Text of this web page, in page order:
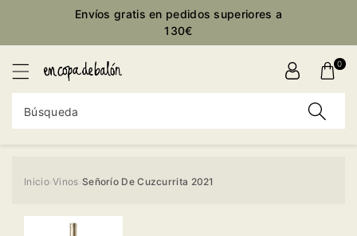
Envíos gratis en pedidos superiores a
130€
Búsqueda
0
Inicio›Vinos Señorío De Cuzcurrita 2021